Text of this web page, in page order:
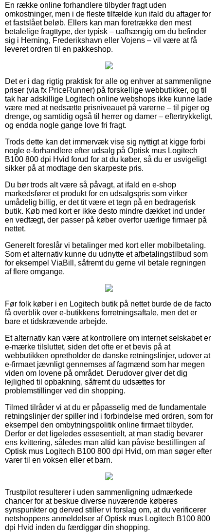
En række online forhandlere tilbyder fragt uden
omkostninger, men i de fleste tilfælde kun ifald du aftager for
et fastslået beløb. Ellers kan man foretrække den mest
betalelige fragttype, der typisk – uafhængig om du befinder
sig i Herning, Frederikshavn eller Vojens – vil være at få
leveret ordren til en pakkeshop.
Det er i dag rigtig praktisk for alle og enhver at sammenligne
priser (via fx PriceRunner) på forskellige webbutikker, og til
tak har adskillige Logitech online webshops ikke kunne lade
være med at nedsætte prisniveauet på varerne – til piger og
drenge, og samtidig også til herrer og damer – eftertrykkeligt,
og endda nogle gange love fri fragt.
Trods dette kan det immervæk vise sig nyttigt at kigge forbi
nogle e-forhandlere efter udsalg på Optisk mus Logitech
B100 800 dpi Hvid forud for at du køber, så du er usvigeligt
sikker på at modtage den skarpeste pris.
Du bør trods alt være så påvagt, at ifald en e-shop
markedsfører et produkt for en udsalgspris som virker
umådelig billig, er det tit være et tegn på en bedragerisk
butik. Køb med kort er ikke desto mindre dækket ind under
en vedtægt, der passer på køber overfor uærlige firmaer på
nettet.
Generelt foreslår vi betalinger med kort eller mobilbetaling.
Som et alternativ kunne du udnytte et afbetalingstilbud som
for eksempel ViaBill, såfremt du gerne vil betale regningen
af flere omgange.
Før folk køber i en Logitech butik på nettet burde de de facto
få overblik over e-butikkens forretningsaftale, men det er
bare et tidskrævende arbejde.
Et alternativ kan være at kontrollere om internet selskabet er
e-mærke tilsluttet, siden det ofte er et bevis på at
webbutikken opretholder de danske retningslinjer, udover at
e-firmaet jævnligt gennemses af fagmænd som har megen
viden om lovene på området. Derudover giver det dig
lejlighed til opbakning, såfremt du udsættes for
problemstillinger ved din shopping.
Tilmed tilråder vi at du er påpasselig med de fundamentale
retningslinjer der spiller ind i forbindelse med ordren, som for
eksempel den ombytningspolitik online firmaet tilbyder.
Derfor er det ligeledes essesentielt, at man stadig bevarer
ens kvittering, således man altid kan påvise bestillingen af
Optisk mus Logitech B100 800 dpi Hvid, om man søger efter
varer til en voksen eller et barn.
Trustpilot resulterer i uden sammenligning udmærkede
chancer for at beskue diverse nuværende køberes
synspunkter og derved stiller vi forslag om, at du verificerer
netshoppens anmeldelser af Optisk mus Logitech B100 800
dpi Hvid inden du færdiggør din shopping.